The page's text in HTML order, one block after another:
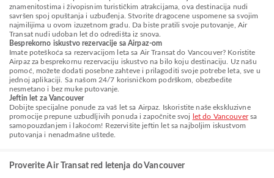
znamenitostima i živopisnim turističkim atrakcijama, ova destinacija nudi
savršen spoj opuštanja i uzbuđenja. Stvorite dragocene uspomene sa svojim
najmilijima u ovom izuzetnom gradu. Da biste pratili svoje putovanje, Air
Transat nudi udoban let do odredišta iz snova.
Besprekorno iskustvo rezervacije sa Airpaz-om
Imate poteškoća sa rezervacijom leta sa Air Transat do Vancouver? Koristite
Airpaz za besprekornu rezervaciju iskustvo na bilo koju destinaciju. Uz našu
pomoć, možete dodati posebne zahteve i prilagoditi svoje potrebe leta, sve u
jednoj aplikaciji. Sa našom 24/7 korisničkom podrškom, obezbedite
nesmetano i bez muke putovanje.
Jeftin let za Vancouver
Dobijte specijalne ponude za vaš let sa Airpaz. Iskoristite naše ekskluzivne
promocije prepune uzbudljivih ponuda i započnite svoj
let do Vancouversa
samopouzdanjem i lakoćom! Rezervišite jeftin let sa najboljim iskustvom
putovanja i nenadmašne uštede.
Proverite Air Transat red letenja do Vancouver